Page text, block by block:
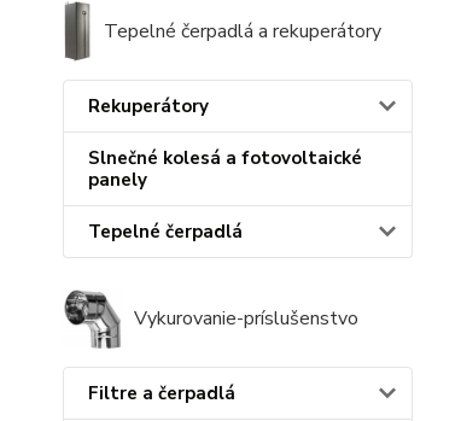
Tepelné čerpadlá a rekuperátory
Rekuperátory
Slnečné kolesá a fotovoltaické
panely
Tepelné čerpadlá
Vykurovanie-príslušenstvo
Filtre a čerpadlá